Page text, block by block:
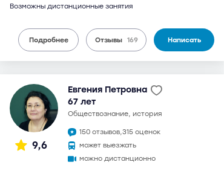
Возможны дистанционные занятия
Подробнее Отзывы 169 Написать
9,6
Евгения Петровна
67 лет
обществознание, история
150 отзывов,315 оценок
может выезжать
можно дистанционно